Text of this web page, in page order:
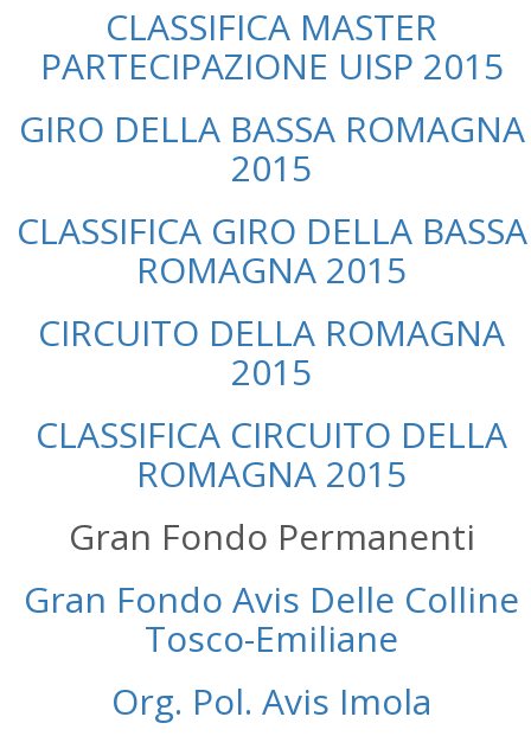
CLASSIFICA MASTER
PARTECIPAZIONE UISP 2015
GIRO DELLA BASSA ROMAGNA
2015
CLASSIFICA GIRO DELLA BASSA
ROMAGNA 2015
CIRCUITO DELLA ROMAGNA
2015
CLASSIFICA CIRCUITO DELLA
ROMAGNA 2015
Gran Fondo Permanenti
Gran Fondo Avis Delle Colline
Tosco-Emiliane
Org. Pol. Avis Imola